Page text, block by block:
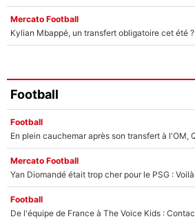
Mercato Football
Kylian Mbappé, un transfert obligatoire cet été ?
Football
Football
Mercato Football
Football